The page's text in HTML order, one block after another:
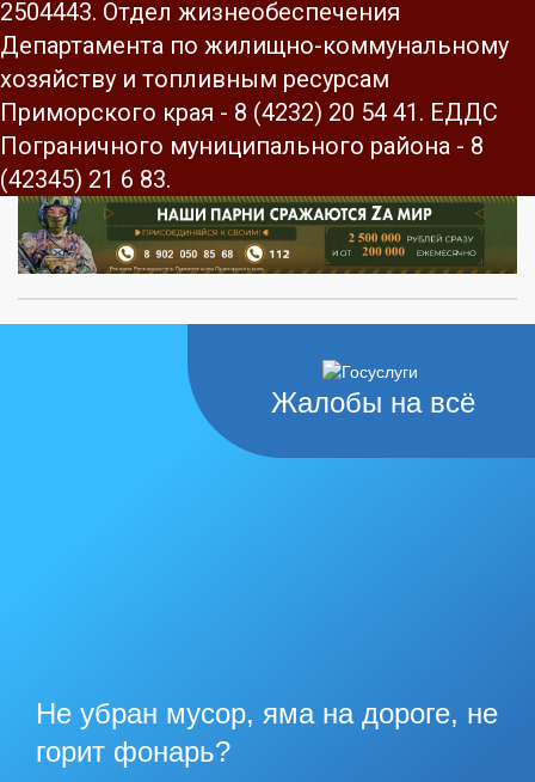
2504443. Отдел жизнеобеспечения
Департамента по жилищно-коммунальному
хозяйству и топливным ресурсам
Приморского края - 8 (4232) 20 54 41. ЕДДС
Пограничного муниципального района - 8
(42345) 21 6 83.
Жалобы на всё
Не убран мусор, яма на дороге, не
горит фонарь?